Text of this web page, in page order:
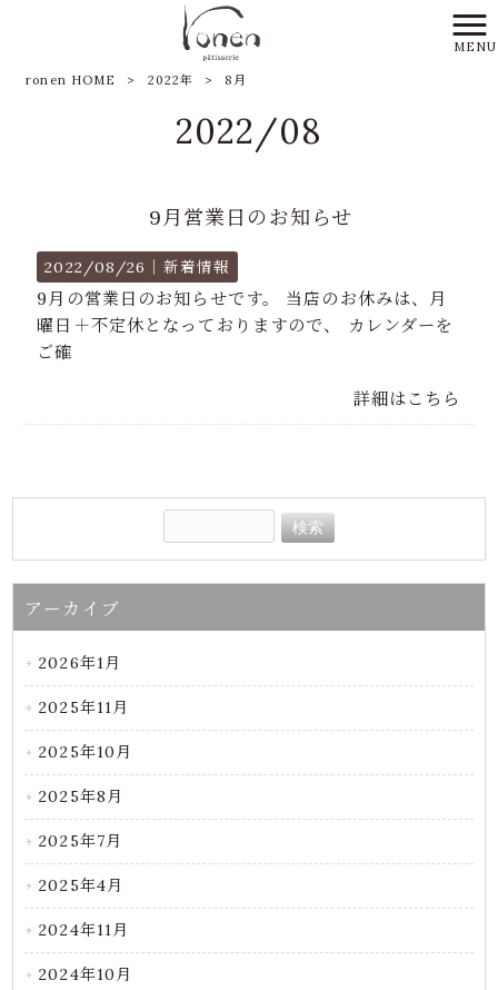
MENU
ronen HOME > 2022年 > 8月
2022/08
9月営業日のお知らせ
2022/08/26｜ 新着情報
9月の営業日のお知らせです。 当店のお休みは、月
曜日＋不定休となっておりますので、 カレンダーを
ご確
詳細はこちら
アーカイブ
2026年1月
2025年11月
2025年10月
2025年8月
2025年7月
2025年4月
2024年11月
2024年10月